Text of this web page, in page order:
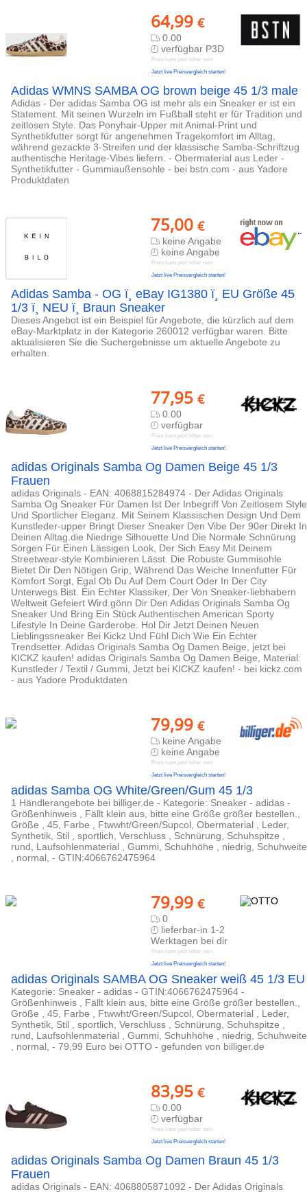
64,99 €
0.00
verfügbar P3D
Preis kann jetzt höher sein
Jetzt live Preisvergleich starten!
Adidas WMNS SAMBA OG brown beige 45 1/3 male
Adidas - Der adidas Samba OG ist mehr als ein Sneaker er ist ein
Statement. Mit seinen Wurzeln im Fußball steht er für Tradition und
zeitlosen Style. Das Ponyhair-Upper mit Animal-Print und
Synthetikfutter sorgt für angenehmen Tragekomfort im Alltag,
während gezackte 3-Streifen und der klassische Samba-Schriftzug
authentische Heritage-Vibes liefern. - Obermaterial aus Leder -
Synthetikfutter - Gummiaußensohle - bei bstn.com - aus Yadore
Produktdaten
75,00 €
keine Angabe
keine Angabe
Preis kann jetzt höher sein
Jetzt live Preisvergleich starten!
Adidas Samba - OG ­ï¸ eBay IG1380 ­ï¸ EU Größe 45
1/3 ­ï¸ NEU ­ï¸ Braun Sneaker
Dieses Angebot ist ein Beispiel für Angebote, die kürzlich auf dem
eBay-Marktplatz in der Kategorie 260012 verfügbar waren. Bitte
aktualisieren Sie die Suchergebnisse um aktuelle Angebote zu
erhalten.
77,95 €
0.00
verfügbar
Preis kann jetzt höher sein
Jetzt live Preisvergleich starten!
adidas Originals Samba Og Damen Beige 45 1/3
Frauen
adidas Originals - EAN: 4068815284974 - Der Adidas Originals
Samba Og Sneaker Für Damen Ist Der Inbegriff Von Zeitlosem Style
Und Sportlicher Eleganz. Mit Seinem Klassischen Design Und Dem
Kunstleder-upper Bringt Dieser Sneaker Den Vibe Der 90er Direkt In
Deinen Alltag.die Niedrige Silhouette Und Die Normale Schnürung
Sorgen Für Einen Lässigen Look, Der Sich Easy Mit Deinem
Streetwear-style Kombinieren Lässt. Die Robuste Gummisohle
Bietet Dir Den Nötigen Grip, Während Das Weiche Innenfutter Für
Komfort Sorgt, Egal Ob Du Auf Dem Court Oder In Der City
Unterwegs Bist. Ein Echter Klassiker, Der Von Sneaker-liebhabern
Weltweit Gefeiert Wird.gönn Dir Den Adidas Originals Samba Og
Sneaker Und Bring Ein Stück Authentischen American Sporty
Lifestyle In Deine Garderobe. Hol Dir Jetzt Deinen Neuen
Lieblingssneaker Bei Kickz Und Fühl Dich Wie Ein Echter
Trendsetter. Adidas Originals Samba Og Damen Beige, jetzt bei
KICKZ kaufen! adidas Originals Samba Og Damen Beige, Material:
Kunstleder / Textil / Gummi, Jetzt bei KICKZ kaufen! - bei kickz.com
- aus Yadore Produktdaten
79,99 €
keine Angabe
keine Angabe
Preis kann jetzt höher sein
Jetzt live Preisvergleich starten!
adidas Samba OG White/Green/Gum 45 1/3
1 Händlerangebote bei billiger.de - Kategorie: Sneaker - adidas -
Größenhinweis , Fällt klein aus, bitte eine Größe größer bestellen.,
Größe , 45, Farbe , Ftwwht/Green/Supcol, Obermaterial , Leder,
Synthetik, Stil , sportlich, Verschluss , Schnürung, Schuhspitze ,
rund, Laufsohlenmaterial , Gummi, Schuhhöhe , niedrig, Schuhweite
, normal, - GTIN:4066762475964
79,99 €
0
lieferbar-in 1-2
Werktagen bei dir
Preis kann jetzt höher sein
Jetzt live Preisvergleich starten!
adidas Originals SAMBA OG Sneaker weiß 45 1/3 EU
Kategorie: Sneaker - adidas - GTIN:4066762475964 -
Größenhinweis , Fällt klein aus, bitte eine Größe größer bestellen.,
Größe , 45, Farbe , Ftwwht/Green/Supcol, Obermaterial , Leder,
Synthetik, Stil , sportlich, Verschluss , Schnürung, Schuhspitze ,
rund, Laufsohlenmaterial , Gummi, Schuhhöhe , niedrig, Schuhweite
, normal, - 79,99 Euro bei OTTO - gefunden von billiger.de
83,95 €
0.00
verfügbar
Preis kann jetzt höher sein
Jetzt live Preisvergleich starten!
adidas Originals Samba Og Damen Braun 45 1/3
Frauen
adidas Originals - EAN: 4068805871092 - Der Adidas Originals